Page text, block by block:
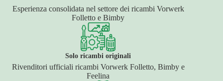
Esperienza consolidata nel settore dei ricambi Vorwerk
Folletto e Bimby
Solo ricambi originali
Rivenditori ufficiali ricambi Vorwerk Folletto, Bimby e
Feelina